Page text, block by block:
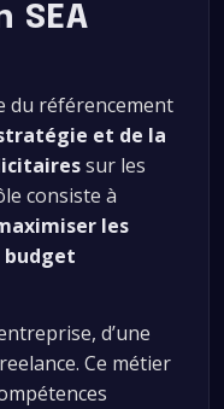
SEA
du référencement
et de la
sur les
consiste à
les
d’une
Ce métier